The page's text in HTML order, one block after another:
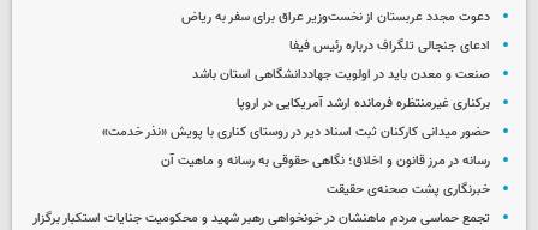
دعوت مجدد عربستان از نخست‌وزیر عراق برای سفر به ریاض
ادعای جنجالی تلگراف درباره رئیس فیفا
صنعت و معدن باید در اولویت جهاددانشگاهی استان باشد
برکناری غیرمنتظره فرمانده ارشد آمریکایی در اروپا
حضور میدانی کارکنان ثبت اسناد دیر در روستای کناری با پویش «نذر خدمت»
رسانه در مرز قانون و اخلاق؛ نگاهی حقوقی به رسانه و ماهیت آن
خبرنگاری پشت صحنه‌ی حقیقت
تجمع حماسی مردم ماهنشان در خونخواهی رهبر شهید و محکومیت جنایات استکبار برگزار